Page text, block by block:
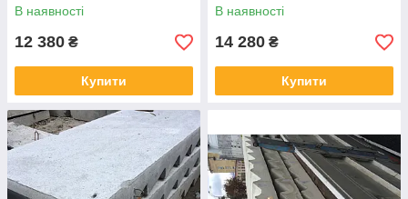
В наявності
12 380 ₴
Купити
В наявності
14 280 ₴
Купити